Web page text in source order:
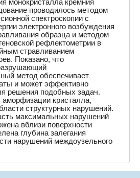
монокристалла кремния
проводилось методом
спектроскопии с
электронного возбуждения
образца и методом
рефлектометрии в
стравливанием
Показано, что
метод обеспечивает
и может эффективно
решения подобных задач.
кристалла,
структурных нарушений.
максимальных нарушений
вблизи поверхности
глубина залегания
нарушений междоузельного